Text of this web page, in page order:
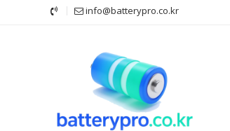
info@batterypro.co.kr